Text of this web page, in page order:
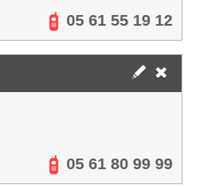
05 61 55 19 12
05 61 80 99 99